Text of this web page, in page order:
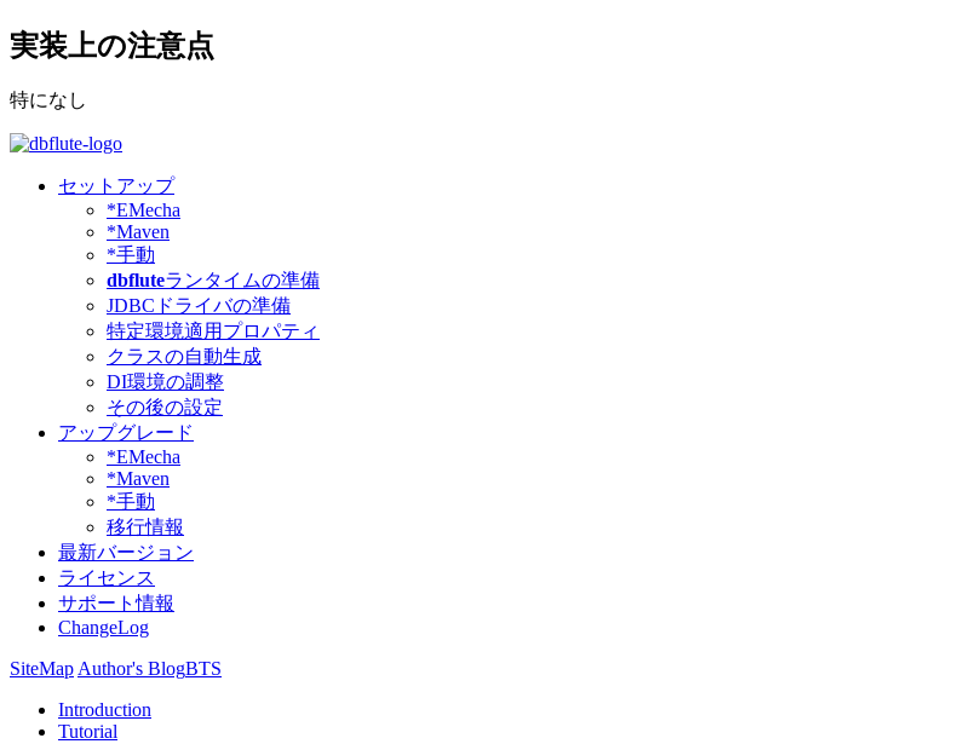
実装上の注意点
特になし
セットアップ
*EMecha
*Maven
*手動
dbfluteランタイムの準備
JDBCドライバの準備
特定環境適用プロパティ
クラスの自動生成
DI環境の調整
その後の設定
アップグレード
*EMecha
*Maven
*手動
移行情報
最新バージョン
ライセンス
サポート情報
ChangeLog
SiteMapAuthor's BlogBTS
Introduction
Tutorial